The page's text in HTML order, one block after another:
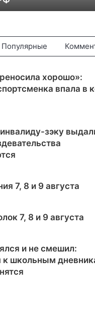
Популярные
хорошо»:
впала в
зэку
7, 8 и 9 августа
7, 8 и 9 августа
и не смешил:
к школьным